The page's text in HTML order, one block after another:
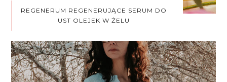
REGENERUM REGENERUJĄCE SERUM DO
UST OLEJEK W ŻELU